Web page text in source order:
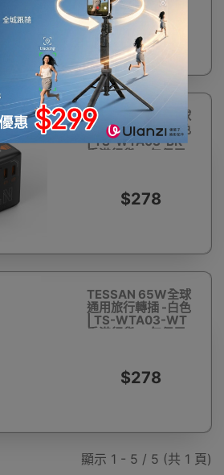
$198
TESSAN 65W全球
通用旅行轉插 -黑色
| TS-WTA03-BK
香港行貨 一年保用
$278
TESSAN 65W全球
通用旅行轉插 -白色
| TS-WTA03-WT
香港行貨 一年保用
$278
顯示 1 - 5 / 5 (共 1 頁)